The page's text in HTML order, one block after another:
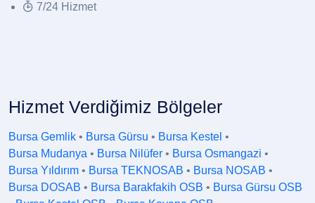
7/24 Hizmet
Hizmet Verdiğimiz Bölgeler
Bursa Gemlik • Bursa Gürsu • Bursa Kestel •
Bursa Mudanya • Bursa Nilüfer • Bursa Osmangazi •
Bursa Yıldırım • Bursa TEKNOSAB • Bursa NOSAB •
Bursa DOSAB • Bursa Barakfakih OSB • Bursa Gürsu OSB